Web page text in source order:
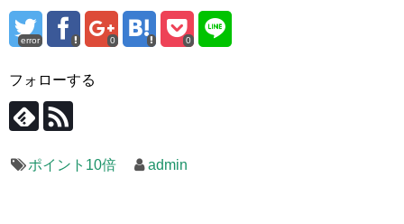
error 0 0
フォローする
ポイント10倍 admin